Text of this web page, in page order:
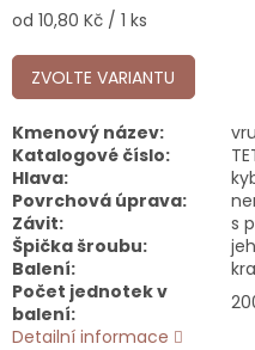
Měrná
od 10,80 Kč / 1 ks
ZVOLTE VARIANTU
Kmenový název:
Katalogové číslo:
Hlava:
Povrchová úprava:
Závit:
s
Špička šroubu:
Balení:
Počet jednotek v
balení:
Detailní informace